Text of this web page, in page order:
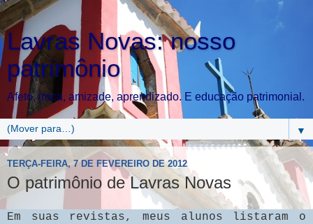
Lavras Novas: nosso
patrimônio
Afeto, troca, amizade, aprendizado. E educação patrimonial.
▼
TERÇA-FEIRA, 7 DE FEVEREIRO DE 2012
O patrimônio de Lavras Novas
Em suas revistas, meus alunos listaram o